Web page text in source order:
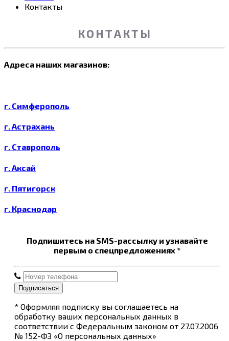
Контакты
КОНТАКТЫ
Адреса наших магазинов:
г. Симферополь
г. Астрахань
г. Ставрополь
г. Аксай
г. Пятигорск
г. Краснодар
Подпишитесь на SMS-рассылку и узнавайте
первым о спецпредложениях *
Подписаться
* Оформляя подписку вы соглашаетесь на
обработку ваших персональных данных в
соответствии с Федеральным законом от 27.07.2006
№ 152-ФЗ «О персональных данных»